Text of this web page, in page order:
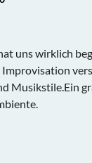
uns wirklich
Musikstile.Ein